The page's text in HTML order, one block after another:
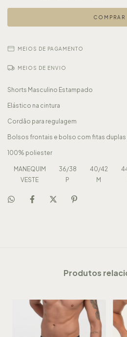
MEIOS DE PAGAMENTO
MEIOS DE ENVIO
Shorts Masculino Estampado
Elástico na cintura
Cordão para regulagem
Bolsos frontais e bolso com fitas
100% poliester
MANEQUIM 36/38 40/42
VESTE
P M
Produtos